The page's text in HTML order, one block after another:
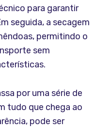
para garantir
seguida, a secagem
permitindo o
sem
por uma série de
tudo que chega ao
pode ser